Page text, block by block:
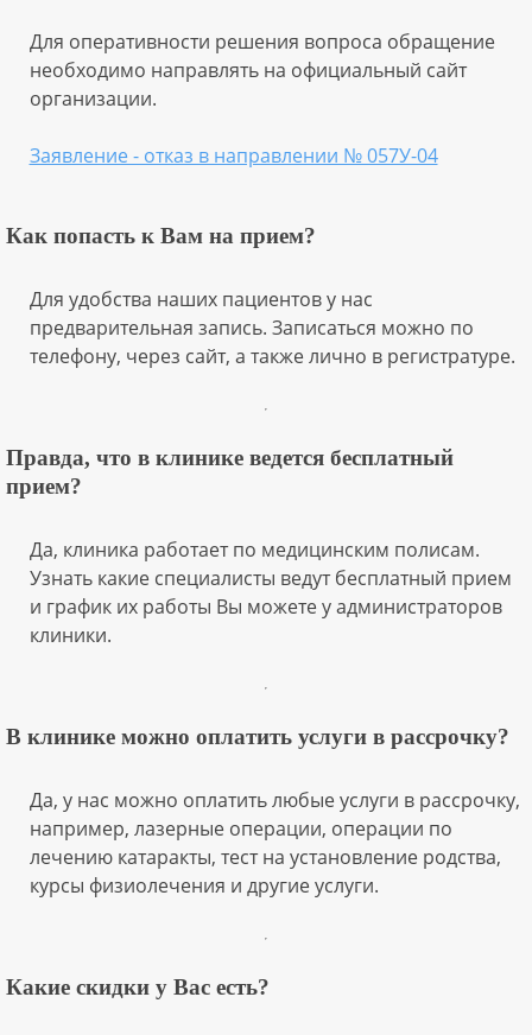
Для оперативности решения вопроса обращение
необходимо направлять на официальный сайт
организации.
Заявление - отказ в направлении № 057У-04
Как попасть к Вам на прием?
Для удобства наших пациентов у нас
предварительная запись. Записаться можно по
телефону, через сайт, а также лично в регистратуре.
Правда, что в клинике ведется бесплатный
прием?
Да, клиника работает по медицинским полисам.
Узнать какие специалисты ведут бесплатный прием
и график их работы Вы можете у администраторов
клиники.
В клинике можно оплатить услуги в рассрочку?
Да, у нас можно оплатить любые услуги в рассрочку,
например, лазерные операции, операции по
лечению катаракты, тест на установление родства,
курсы физиолечения и другие услуги.
Какие скидки у Вас есть?